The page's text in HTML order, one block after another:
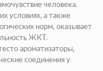
человека.
условиях, а также
норм, оказывает
ЖКТ.
ароматизаторы,
соединения у